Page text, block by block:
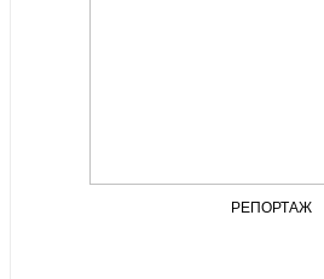
РЕПОРТАЖ